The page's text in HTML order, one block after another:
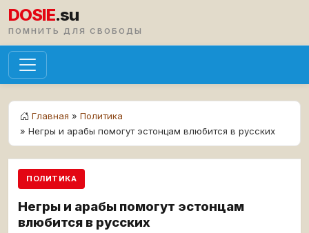
DOSIE.su
ПОМНИТЬ ДЛЯ СВОБОДЫ
Главная » Политика
» Негры и арабы помогут эстонцам влюбится в русских
ПОЛИТИКА
Негры и арабы помогут эстонцам
влюбится в русских